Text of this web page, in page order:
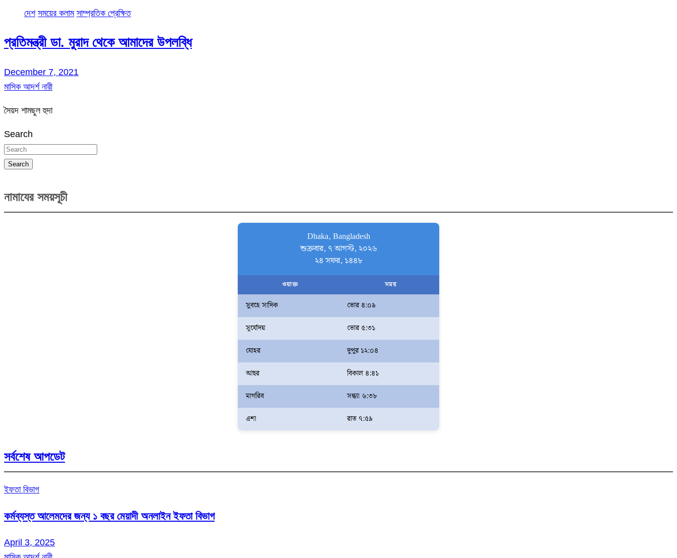
দেশ সময়ের কলাম সাম্প্রতিক প্রেক্ষিত
প্রতিমন্ত্রী ডা. মুরাদ থেকে আমাদের উপলব্ধি
December 7, 2021
মাসিক আদর্শ নারী
সৈয়দ শামছুল হুদা
Search
Search
নামাযের সময়সূচী
Dhaka, Bangladesh
শুক্রবার, ৭ আগস্ট, ২০২৬
২৪ সফর, ১৪৪৮
ওয়াক্ত সময়
সুবহে সাদিক ভোর ৪:০৯
সূর্যোদয় ভোর ৫:৩১
যোহর দুপুর ১২:০৪
আছর বিকাল ৪:৪১
মাগরিব সন্ধ্যা ৬:৩৮
এশা রাত ৭:৫৯
সর্বশেষ আপডেট
ইফতা বিভাগ
কর্মব্যস্ত আলেমদের জন্য ১ বছর মেয়াদী অনলাইন ইফতা বিভাগ
April 3, 2025